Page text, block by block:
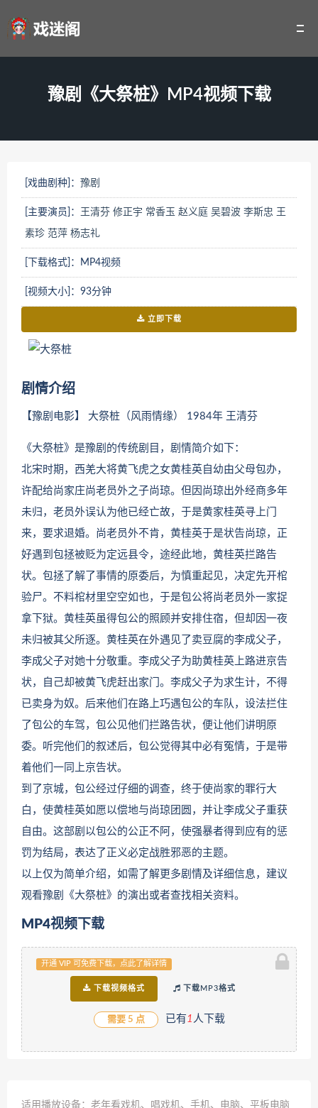
豫剧《大祭桩》MP4视频下载
[戏曲剧种]： 豫剧
[主要演员]： 王清芬 修正宇 常香玉 赵义庭 吴碧波 李斯忠 王
素珍 范萍 杨志礼
[下载格式]：MP4视频
[视频大小]：93分钟
立即下载
剧情介绍
【豫剧电影】 大祭桩（风雨情缘） 1984年 王清芬
《大祭桩》是豫剧的传统剧目，剧情简介如下：
北宋时期，西羌大将黄飞虎之女黄桂英自幼由父母包办，
许配给尚家庄尚老员外之子尚琼。但因尚琼出外经商多年
未归，老员外误认为他已经亡故，于是黄家桂英寻上门
来，要求退婚。尚老员外不肯，黄桂英于是状告尚琼，正
好遇到包拯被贬为定远县令，途经此地，黄桂英拦路告
状。包拯了解了事情的原委后，为慎重起见，决定先开棺
验尸。不料棺材里空空如也，于是包公将尚老员外一家捉
拿下狱。黄桂英虽得包公的照顾并安排住宿，但却因一夜
未归被其父所逐。黄桂英在外遇见了卖豆腐的李成父子，
李成父子对她十分敬重。李成父子为助黄桂英上路进京告
状，自己却被黄飞虎赶出家门。李成父子为求生计，不得
已卖身为奴。后来他们在路上巧遇包公的车队，设法拦住
了包公的车驾，包公见他们拦路告状，便让他们讲明原
委。听完他们的叙述后，包公觉得其中必有冤情，于是带
着他们一同上京告状。
到了京城，包公经过仔细的调查，终于使尚家的罪行大
白，使黄桂英如愿以偿地与尚琼团圆，并让李成父子重获
自由。这部剧以包公的公正不阿，使强暴者得到应有的惩
罚为结局，表达了正义必定战胜邪恶的主题。
以上仅为简单介绍，如需了解更多剧情及详细信息，建议
观看豫剧《大祭桩》的演出或者查找相关资料。
MP4视频下载
开通 VIP 可免费下载，点此了解详情
下载视频格式 下载MP3格式
需要 5 点 已有 1 人下载
适用播放设备：老年看戏机、唱戏机、手机、电脑、平板电脑